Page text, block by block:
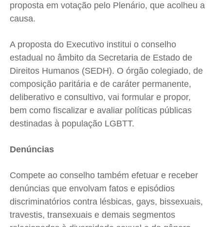
Anuncie
Expediente
Contato
Anuncie
Termos de Uso
Anuncie
Expediente
Contato
Anuncie
Termos de Uso
Anuncie
Expediente
Contato
Anuncie
Termos de Uso
Anuncie
Expediente
Contato
Anuncie
Termos de Uso
proposta em votação pelo Plenário, que acolheu a
causa.
A proposta do Executivo institui o conselho
estadual no âmbito da Secretaria de Estado de
Direitos Humanos (SEDH). O órgão colegiado, de
composição paritária e de caráter permanente,
deliberativo e consultivo, vai formular e propor,
bem como fiscalizar e avaliar políticas públicas
destinadas à população LGBTT.
Denúncias
Compete ao conselho também efetuar e receber
denúncias que envolvam fatos e episódios
discriminatórios contra lésbicas, gays, bissexuais,
travestis, transexuais e demais segmentos